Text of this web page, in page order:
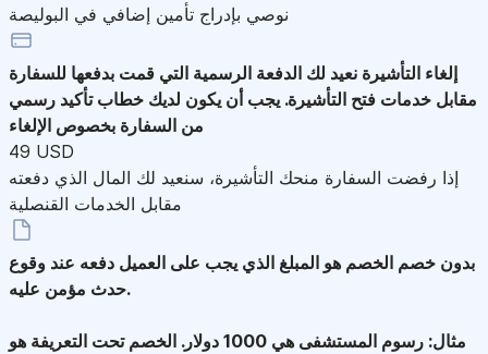
نوصي بإدراج تأمين إضافي في البوليصة
إلغاء التأشيرة نعيد لك الدفعة الرسمية التي قمت بدفعها للسفارة
مقابل خدمات فتح التأشيرة. يجب أن يكون لديك خطاب تأكيد رسمي
من السفارة بخصوص الإلغاء
49 USD
إذا رفضت السفارة منحك التأشيرة، سنعيد لك المال الذي دفعته
مقابل الخدمات القنصلية
بدون خصم الخصم هو المبلغ الذي يجب على العميل دفعه عند وقوع
حدث مؤمن عليه.
مثال: رسوم المستشفى هي 1000 دولار. الخصم تحت التعريفة هو